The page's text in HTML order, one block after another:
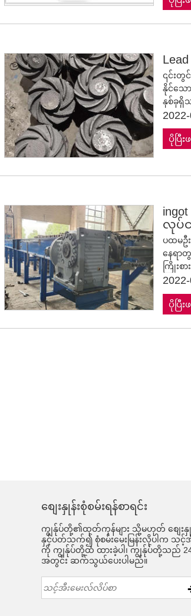
၎င်းတွ
နိုင်သေ
နှစ်ခုရှိ
ထားသ
ပိုပြီး
လုပ်င
ပထမဦ
နေရာ
ကြိုးစ
အလယ်
ပိုပြီး
စျေးနှုန်းစုံစမ်းရန်စာရင်း
ကျွန်ုပ်တို့၏ထုတ်ကုန်များ သို့မဟုတ် စျေးနှုန်
နှင့်ပတ်သက်၍ စုံစမ်းမေးမြန်းလိုပါက သင့်
ကို ကျွန်ုပ်တို့ထံ ထားခဲ့ပါ၊ ကျွန်ုပ်တို့သည် 24
အတွင်း ဆက်သွယ်ပေးပါမည်။